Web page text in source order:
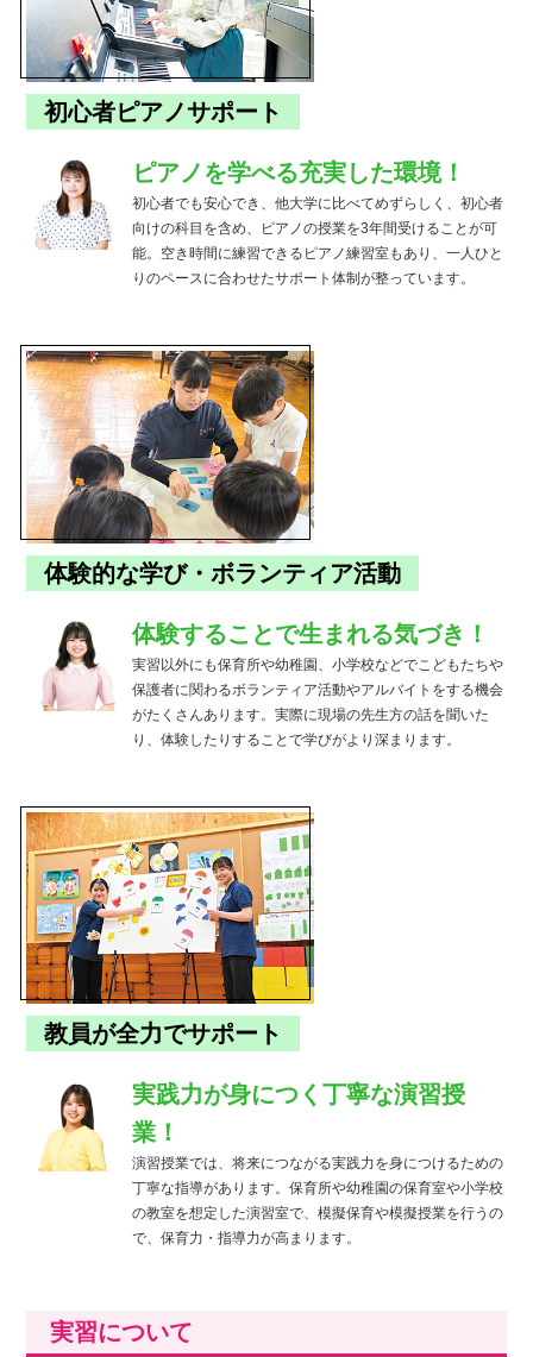
初心者ピアノサポート
ピアノを学べる充実した環境！
初心者でも安心でき、他大学に比べてめずらしく、初心者
向けの科目を含め、ピアノの授業を3年間受けることが可
能。空き時間に練習できるピアノ練習室もあり、一人ひと
りのペースに合わせたサポート体制が整っています。
体験的な学び・ボランティア活動
体験することで生まれる気づき！
実習以外にも保育所や幼稚園、小学校などでこどもたちや
保護者に関わるボランティア活動やアルバイトをする機会
がたくさんあります。実際に現場の先生方の話を聞いた
り、体験したりすることで学びがより深まります。
教員が全力でサポート
実践力が身につく丁寧な演習授
業！
演習授業では、将来につながる実践力を身につけるための
丁寧な指導があります。保育所や幼稚園の保育室や小学校
の教室を想定した演習室で、模擬保育や模擬授業を行うの
で、保育力・指導力が高まります。
実習について